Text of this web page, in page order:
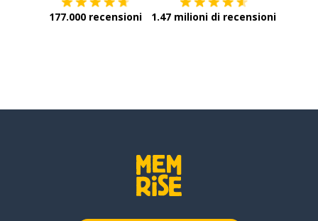
177.000 recensioni 1.47 milioni di recensioni